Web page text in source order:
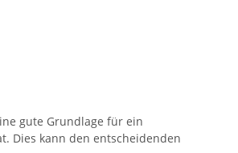
gute Grundlage für ein
Dies kann den entscheidenden